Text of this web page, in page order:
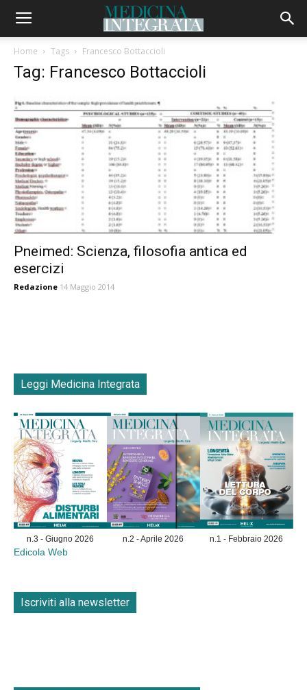
Home Tags Francesco Bottaccioli
Tag: Francesco Bottaccioli
Pneimed: Scienza, filosofia antica ed
esercizi
Redazione 14 Maggio 2014
Leggi Medicina Integrata
n.3 - Giugno 2026 n.2 - Aprile 2026 n.1 - Febbraio 2026
Edicola Web
Iscriviti alla newsletter